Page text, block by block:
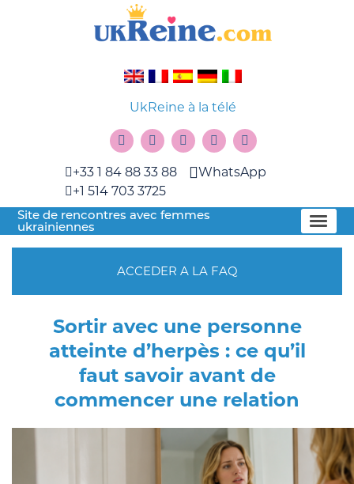
UkReine à la télé
+33 1 84 88 33 88
+1 514 703 3725
WhatsApp
Site de rencontres avec femmes
ukrainiennes
ACCEDER A LA FAQ
Sortir avec une personne
atteinte d’herpès : ce qu’il
faut savoir avant de
commencer une relation